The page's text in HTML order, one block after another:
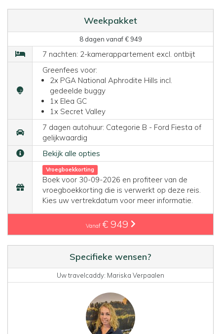
Weekpakket
8 dagen vanaf € 949
7 nachten: 2-kamerappartement excl. ontbijt
Greenfees voor:
2x PGA National Aphrodite Hills incl.
gedeelde buggy
1x Elea GC
1x Secret Valley
7 dagen autohuur: Categorie B - Ford Fiesta of
gelijkwaardig
Bekijk alle opties
Vroegboekkorting
Boek voor 30-09-2026 en profiteer van de
vroegboekkorting die is verwerkt op deze reis.
Kies uw vertrekdatum voor meer informatie.
Vanaf € 949
Specifieke wensen?
Uw travelcaddy: Mariska Verpaalen